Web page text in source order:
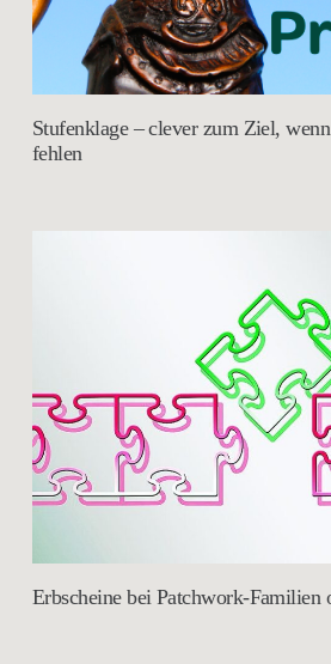
Stufenklage – clever zum Ziel,
fehlen
Erbscheine bei Patchwork-Familien